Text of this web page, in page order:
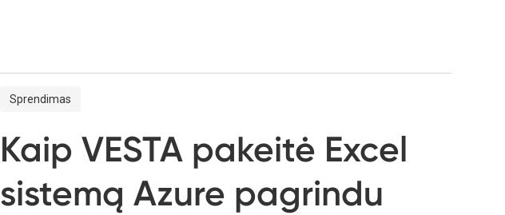
Sprendimas
Kaip VESTA pakeitė Excel
sistemą Azure pagrindu